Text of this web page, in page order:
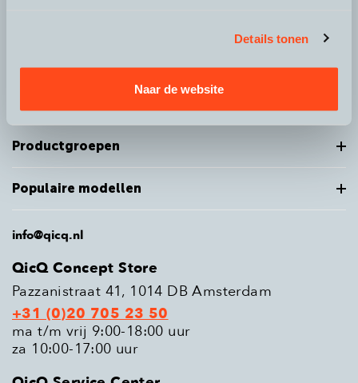
Details tonen
Naar de website
Productgroepen
Populaire modellen
info@qicq.nl
QicQ Concept Store
Pazzanistraat 41, 1014 DB Amsterdam
+31 (0)20 705 23 50
ma t/m vrij 9:00-18:00 uur
za 10:00-17:00 uur